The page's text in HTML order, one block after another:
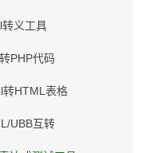
转义工具
PHP代码
转HTML表格
UBB互转